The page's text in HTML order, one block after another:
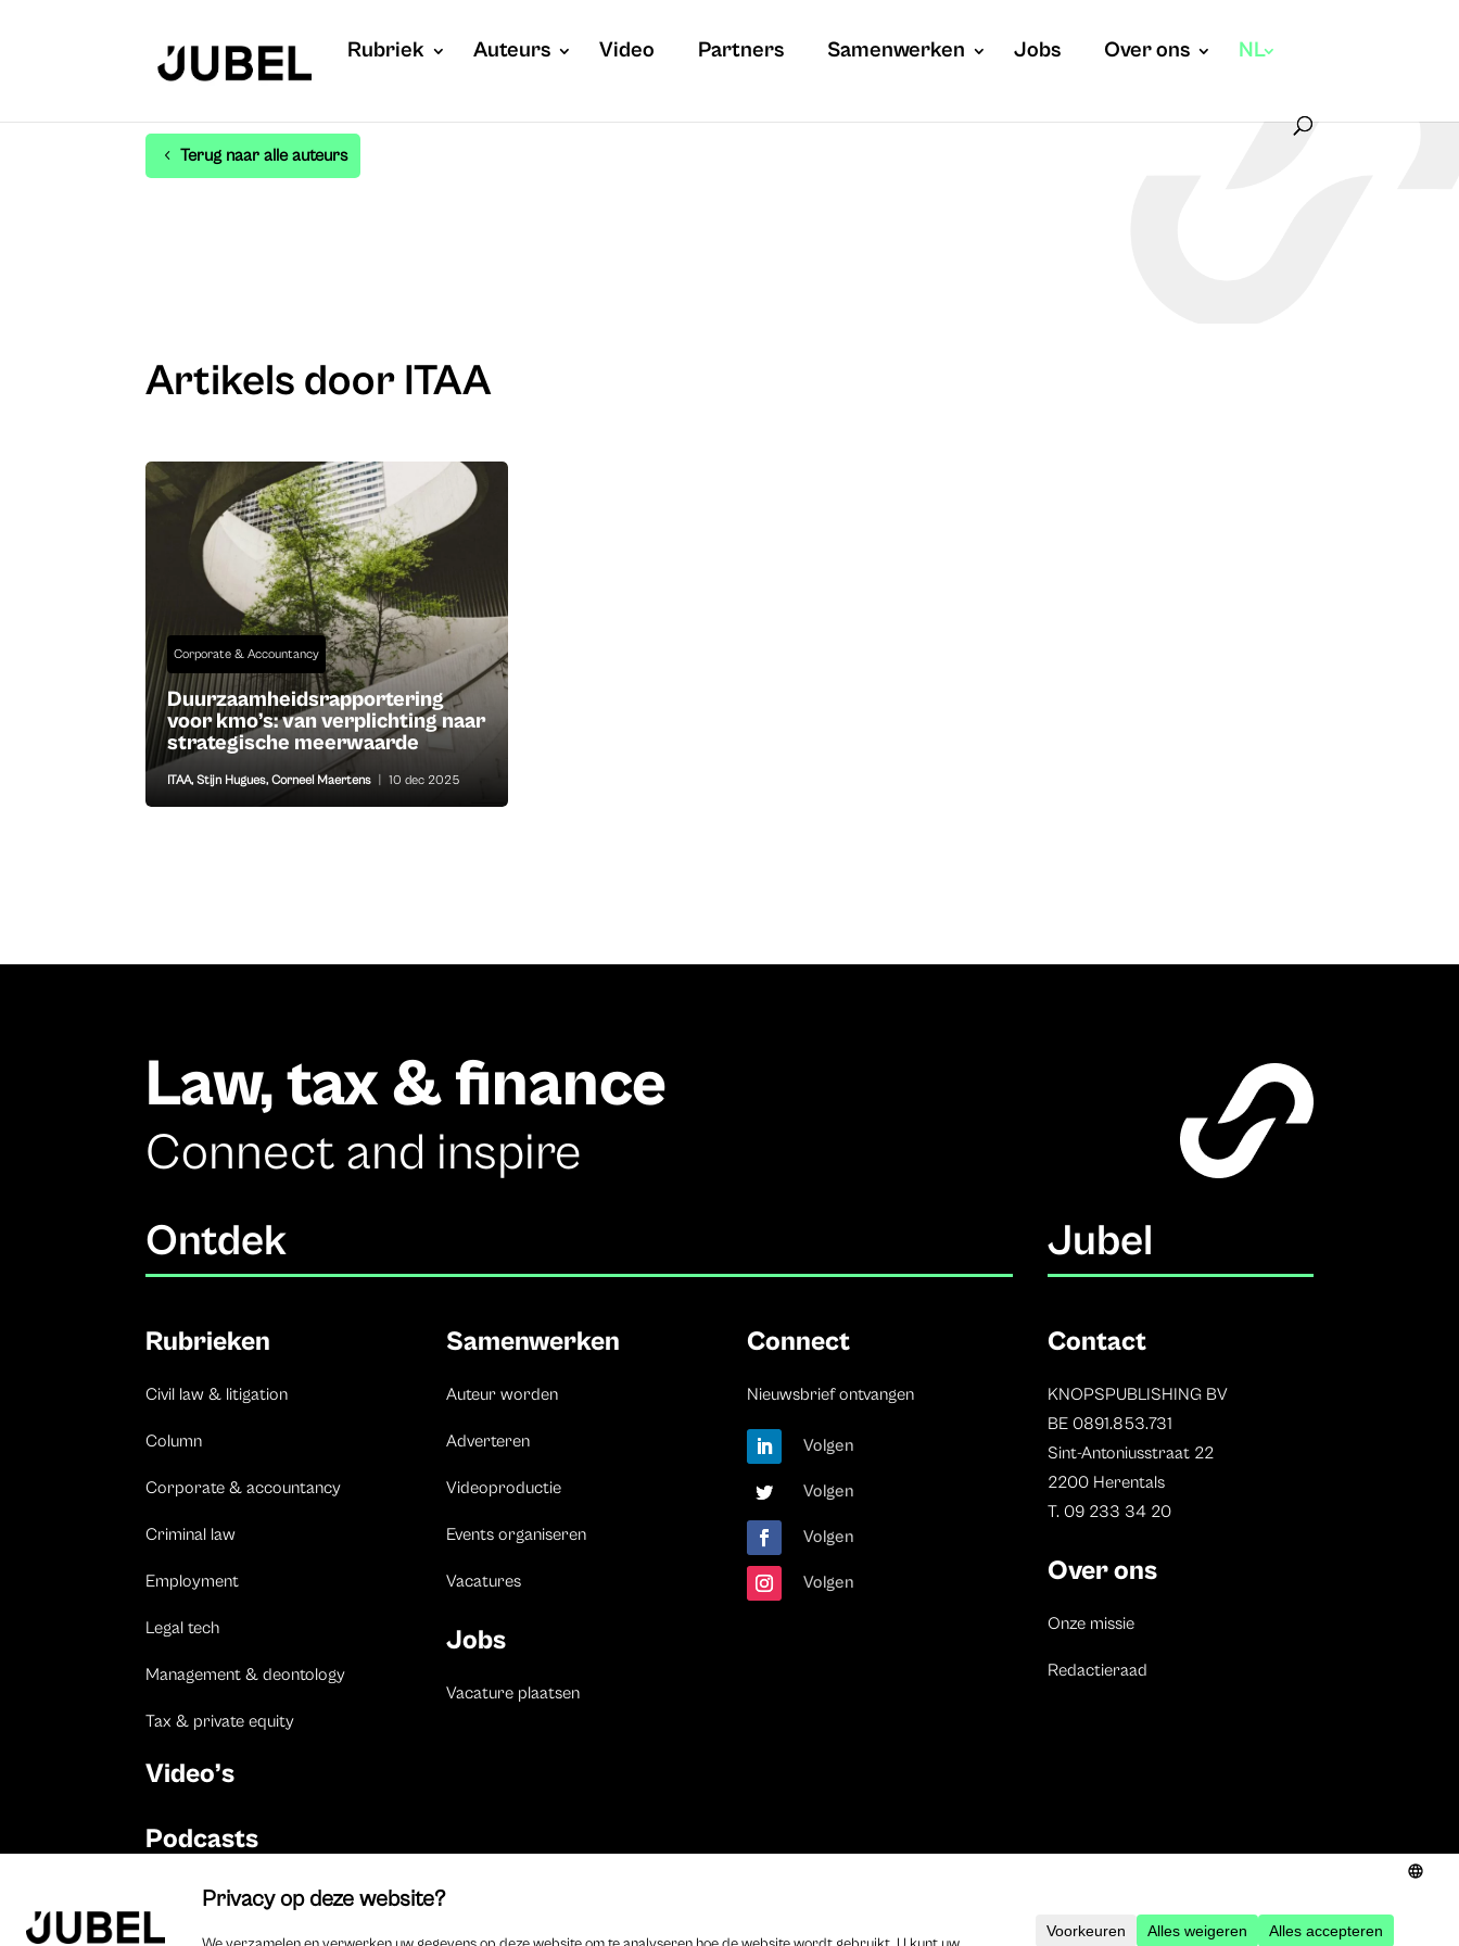
Rubriek Auteurs Video Partners Samenwerken Jobs Over ons NL
Terug naar alle auteurs
Artikels door ITAA
Corporate & Accountancy
Duurzaamheidsrapportering
voor kmo’s: van verplichting naar
strategische meerwaarde
ITAA,Stijn Hugues,Corneel Maertens 10 dec 2025
Law, tax & finance
Connect and inspire
Ontdek Jubel
Rubrieken
Civil law & litigation
Column
Corporate & accountancy
Criminal law
Employment
Legal tech
Management & deontology
Tax & private equity
Video’s
Podcasts
Samenwerken
Auteur worden
Adverteren
Videoproductie
Events organiseren
Vacatures
Jobs
Vacature plaatsen
Connect
Nieuwsbrief ontvangen
Volgen
Volgen
Volgen
Volgen
Contact
KNOPSPUBLISHING BV
BE 0891.853.731
Sint-Antoniusstraat 22
2200 Herentals
T. 09 233 34 20
Over ons
Onze missie
Redactieraad